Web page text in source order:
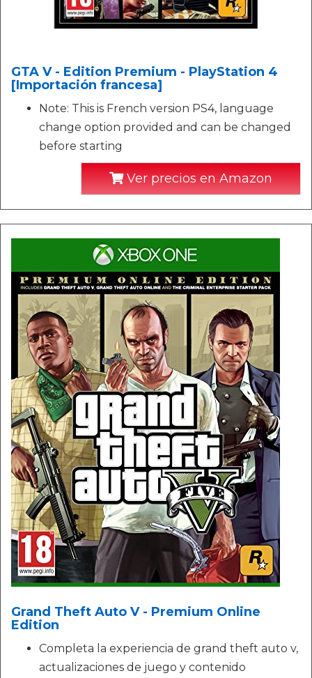
GTA V - Edition Premium - PlayStation 4
[Importación francesa]
Note: This is French version PS4, language
change option provided and can be changed
before starting
Ver precios en Amazon
Grand Theft Auto V - Premium Online
Edition
Completa la experiencia de grand theft auto v,
actualizaciones de juego y contenido